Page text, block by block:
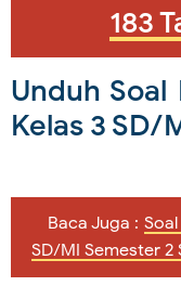
183
Unduh Soal
Kelas 3 SD/
Baca Juga :
SD/MI Semester 2